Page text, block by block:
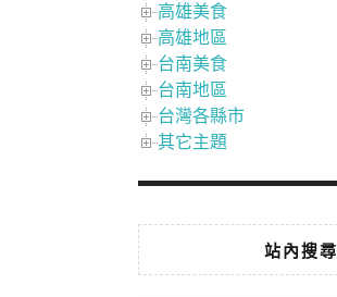
高雄美食
高雄地區
台南美食
台南地區
台灣各縣市
其它主題
站內搜尋